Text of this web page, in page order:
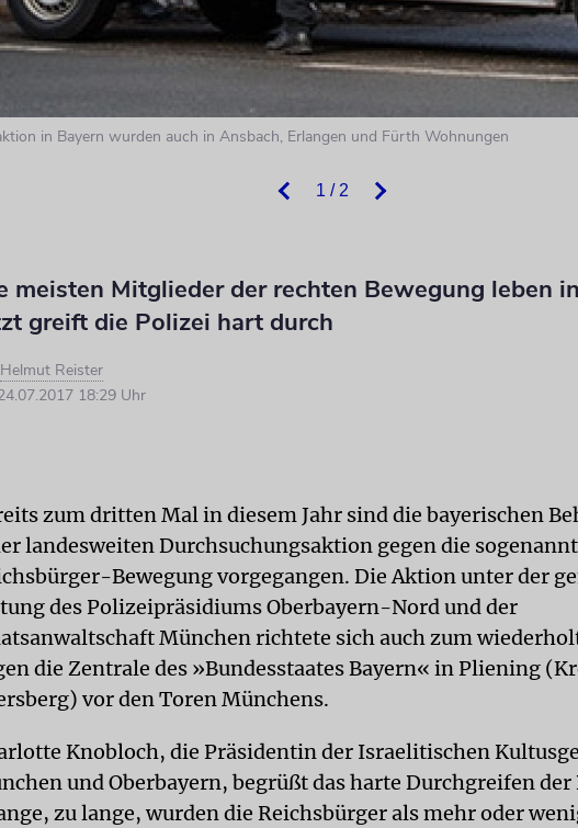
1 / 2
in Bayern wurden auch in Ansbach, Erlangen und Fürth Wohnungen
meisten Mitglieder der rechten Bewegung leben
greift die Polizei hart durch
Helmut Reister
18:29 Uhr
zum dritten Mal in diesem Jahr sind die bayerischen
landesweiten Durchsuchungsaktion gegen die
Bewegung vorgegangen. Die Aktion unter der
des Polizeipräsidiums Oberbayern-Nord und der
München richtete sich auch zum
die Zentrale des »Bundesstaates Bayern« in Pliening
vor den Toren Münchens.
Knobloch, die Präsidentin der Israelitischen
und Oberbayern, begrüßt das harte Durchgreifen der
zu lange, wurden die Reichsbürger als mehr oder